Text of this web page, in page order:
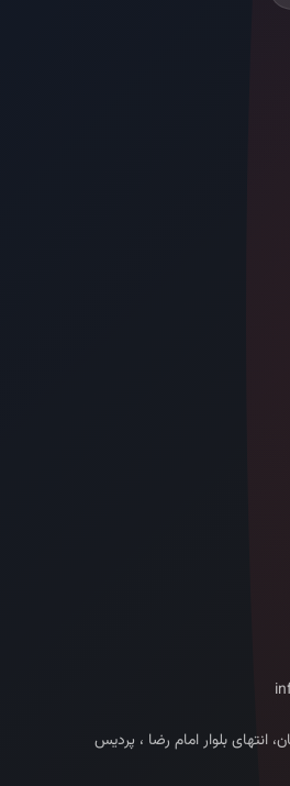
انتهای بلوار امام رضا ، پردیس